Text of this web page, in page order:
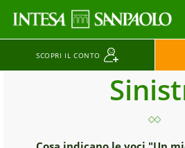
SCOPRI IL CONTO